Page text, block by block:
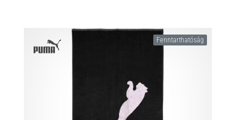
Fenntarthatóság